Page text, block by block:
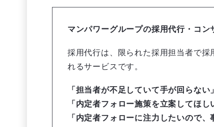
マンパワーグループの採用代行・コン
採用代行は、限られた採用担当者で
れるサービスです。
「担当者が不足していて手が回らない」
「内定者フォロー施策を立案してほし
「内定者フォローに注力したいので、